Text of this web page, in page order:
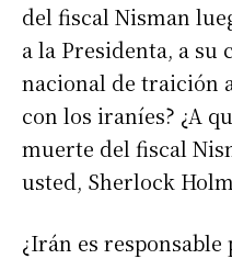
del fiscal Nisman
a la Presidenta, a
nacional de traición
con los iraníes? ¿A
muerte del fiscal
usted, Sherlock
¿Irán es